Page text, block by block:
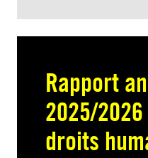
Rapport
2025/
droits